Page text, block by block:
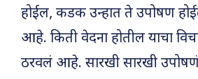
होईल, कडक उन्हात ते उपोषण
आहे. किती वेदना होतील याचा
ठरवलं आहे. सारखी सारखी